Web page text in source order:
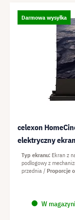
Darmowa wysyłka
celexon
elektryczny
W
Typ ekranu Ekran z
podłogowy z
przednia
Proporcje